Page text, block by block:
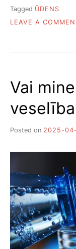
Tagged ŪDENS
LEAVE A
Vai
Posted on 2025-